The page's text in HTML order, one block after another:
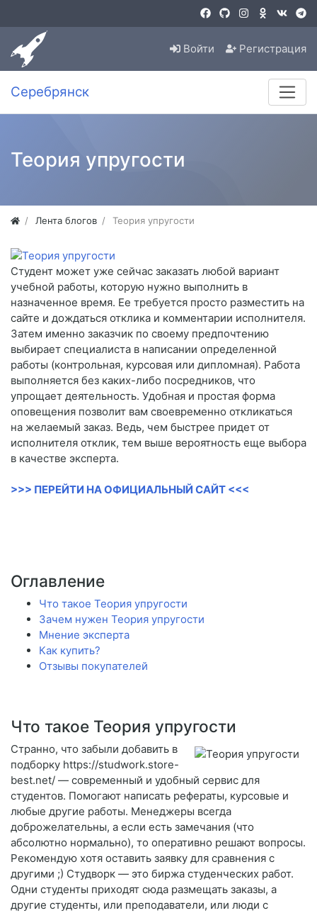
Войти Регистрация
Серебрянск
Теория упругости
Лента блогов Теория упругости
Студент может уже сейчас заказать любой вариант
учебной работы, которую нужно выполнить в
назначенное время. Ее требуется просто разместить на
сайте и дождаться отклика и комментарии исполнителя.
Затем именно заказчик по своему предпочтению
выбирает специалиста в написании определенной
работы (контрольная, курсовая или дипломная). Работа
выполняется без каких-либо посредников, что
упрощает деятельность. Удобная и простая форма
оповещения позволит вам своевременно откликаться
на желаемый заказ. Ведь, чем быстрее придет от
исполнителя отклик, тем выше вероятность еще выбора
в качестве эксперта.
>>> ПЕРЕЙТИ НА ОФИЦИАЛЬНЫЙ САЙТ <<<
Оглавление
Что такое Теория упругости
Зачем нужен Теория упругости
Мнение эксперта
Как купить?
Отзывы покупателей
Что такое Теория упругости
Странно, что забыли добавить в
подборку https://studwork.store-
best.net/ — современный и удобный сервис для
студентов. Помогают написать рефераты, курсовые и
любые другие работы. Менеджеры всегда
доброжелательны, а если есть замечания (что
абсолютно нормально), то оперативно решают вопросы.
Рекомендую хотя оставить заявку для сравнения с
другими ;) Студворк — это биржа студенческих работ.
Одни студенты приходят сюда размещать заказы, а
другие студенты, или преподаватели, или люди с